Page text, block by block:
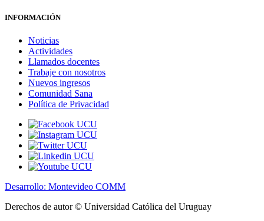
INFORMACIÓN
Noticias
Actividades
Llamados docentes
Trabaje con nosotros
Nuevos ingresos
Comunidad Sana
Política de Privacidad
Desarrollo: Montevideo COMM
Derechos de autor © Universidad Católica del Uruguay